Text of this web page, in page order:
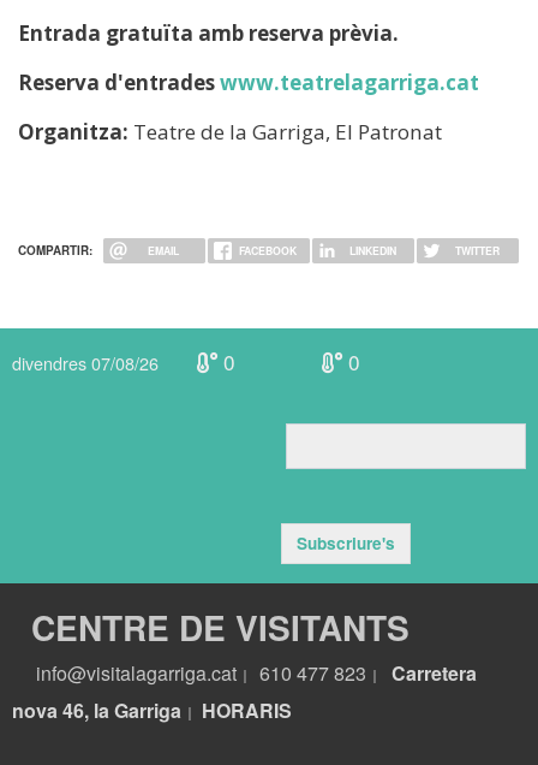
Entrada gratuïta amb reserva prèvia.
Reserva d'entradeswww.teatrelagarriga.cat
Organitza: Teatre de la Garriga, El Patronat
COMPARTIR: EMAIL FACEBOOK LINKEDIN TWITTER
divendres 07/08/26 0 0
Subscriure's
CENTRE DE VISITANTS
info@visitalagarriga.cat 610 477 823
Carretera
nova 46, la Garriga
HORARIS